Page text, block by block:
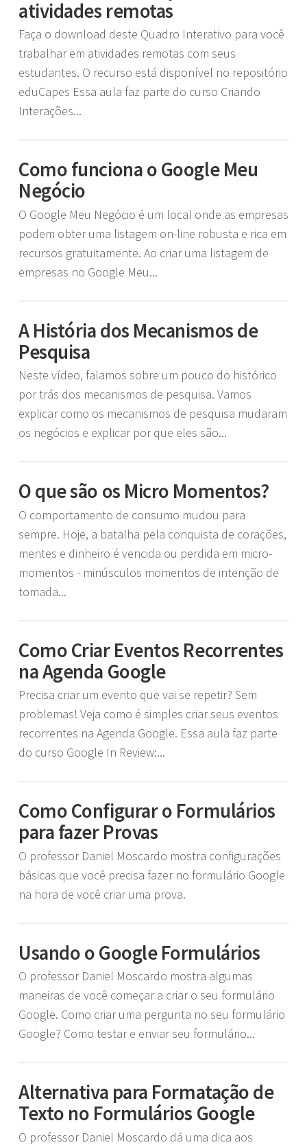
atividades remotas
Faça o download deste Quadro Interativo para você
trabalhar em atividades remotas com seus
estudantes. O recurso está disponível no repositório
eduCapes Essa aula faz parte do curso Criando
Interações...
Como funciona o Google Meu
Negócio
O Google Meu Negócio é um local onde as empresas
podem obter uma listagem on-line robusta e rica em
recursos gratuitamente. Ao criar uma listagem de
empresas no Google Meu...
A História dos Mecanismos de
Pesquisa
Neste vídeo, falamos sobre um pouco do histórico
por trás dos mecanismos de pesquisa. Vamos
explicar como os mecanismos de pesquisa mudaram
os negócios e explicar por que eles são...
O que são os Micro Momentos?
O comportamento de consumo mudou para
sempre. Hoje, a batalha pela conquista de corações,
mentes e dinheiro é vencida ou perdida em micro-
momentos - minúsculos momentos de intenção de
tomada...
Como Criar Eventos Recorrentes
na Agenda Google
Precisa criar um evento que vai se repetir? Sem
problemas! Veja como é simples criar seus eventos
recorrentes na Agenda Google. Essa aula faz parte
do curso Google In Review:...
Como Configurar o Formulários
para fazer Provas
O professor Daniel Moscardo mostra configurações
básicas que você precisa fazer no formulário Google
na hora de você criar uma prova.
Usando o Google Formulários
O professor Daniel Moscardo mostra algumas
maneiras de você começar a criar o seu formulário
Google. Como criar uma pergunta no seu formulário
Google? Como testar e enviar seu formulário...
Alternativa para Formatação de
Texto no Formulários Google
O professor Daniel Moscardo dá uma dica aos